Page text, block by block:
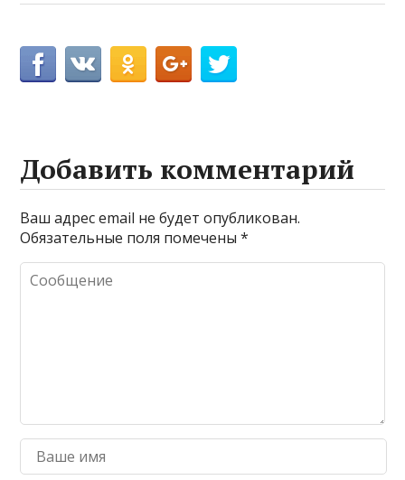
Добавить комментарий
Ваш адрес email не будет опубликован.
Обязательные поля помечены*